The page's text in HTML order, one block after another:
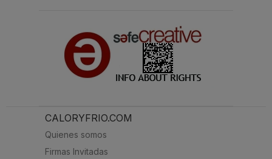
CALORYFRIO.COM
Quienes somos
Firmas Invitadas